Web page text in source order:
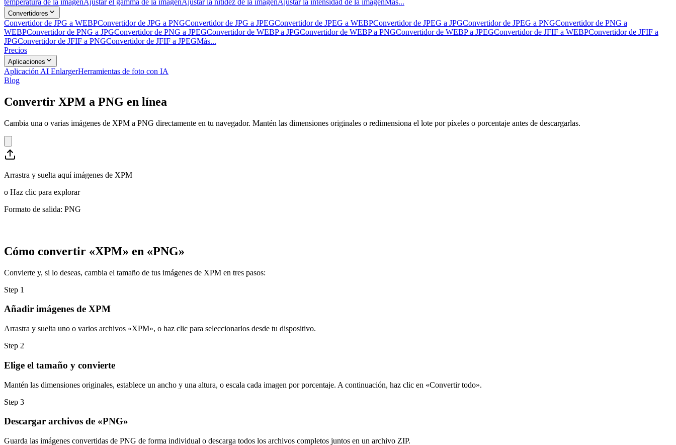
temperatura de la imagenAjustar el gamma de la imagenAjustar la nitidez de la imagenAjustar la intensidad de la imagenMás...
Convertidores
Convertidor de JPG a WEBPConvertidor de JPG a PNGConvertidor de JPG a JPEGConvertidor de JPEG a WEBPConvertidor de JPEG a JPGConvertidor de JPEG a PNGConvertidor de PNG a
WEBPConvertidor de PNG a JPGConvertidor de PNG a JPEGConvertidor de WEBP a JPGConvertidor de WEBP a PNGConvertidor de WEBP a JPEGConvertidor de JFIF a WEBPConvertidor de JFIF a
JPGConvertidor de JFIF a PNGConvertidor de JFIF a JPEGMás...
Precios
Aplicaciones
Aplicación AI EnlargerHerramientas de foto con IA
Blog
Convertir XPM a PNG en línea
Cambia una o varias imágenes de XPM a PNG directamente en tu navegador. Mantén las dimensiones originales o redimensiona el lote por píxeles o porcentaje antes de descargarlas.
Arrastra y suelta aquí imágenes de XPM
o Haz clic para explorar
Formato de salida: PNG
Cómo convertir «XPM» en «PNG»
Convierte y, si lo deseas, cambia el tamaño de tus imágenes de XPM en tres pasos:
Step 1
Añadir imágenes de XPM
Arrastra y suelta uno o varios archivos «XPM», o haz clic para seleccionarlos desde tu dispositivo.
Step 2
Elige el tamaño y convierte
Mantén las dimensiones originales, establece un ancho y una altura, o escala cada imagen por porcentaje. A continuación, haz clic en «Convertir todo».
Step 3
Descargar archivos de «PNG»
Guarda las imágenes convertidas de PNG de forma individual o descarga todos los archivos completos juntos en un archivo ZIP.